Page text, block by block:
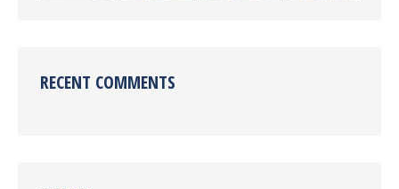
RECENT COMMENTS